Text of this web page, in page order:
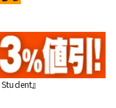
』